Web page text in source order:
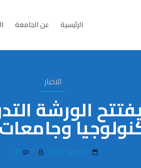
الرئيسية عن الجامعة
الاخبار
الورشة
20 يونيو، 2022 0